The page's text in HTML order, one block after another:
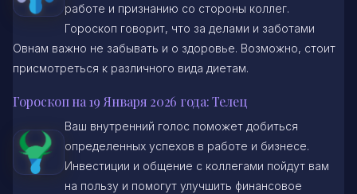
работе и признанию со стороны коллег.
Гороскоп говорит, что за делами и заботами
Овнам важно не забывать и о здоровье. Возможно, стоит
присмотреться к различного вида диетам.
Гороскоп на 19 Января 2026 года: Телец
Ваш внутренний голос поможет добиться
определенных успехов в работе и бизнесе.
Инвестиции и общение с коллегами пойдут вам
на пользу и помогут улучшить финансовое